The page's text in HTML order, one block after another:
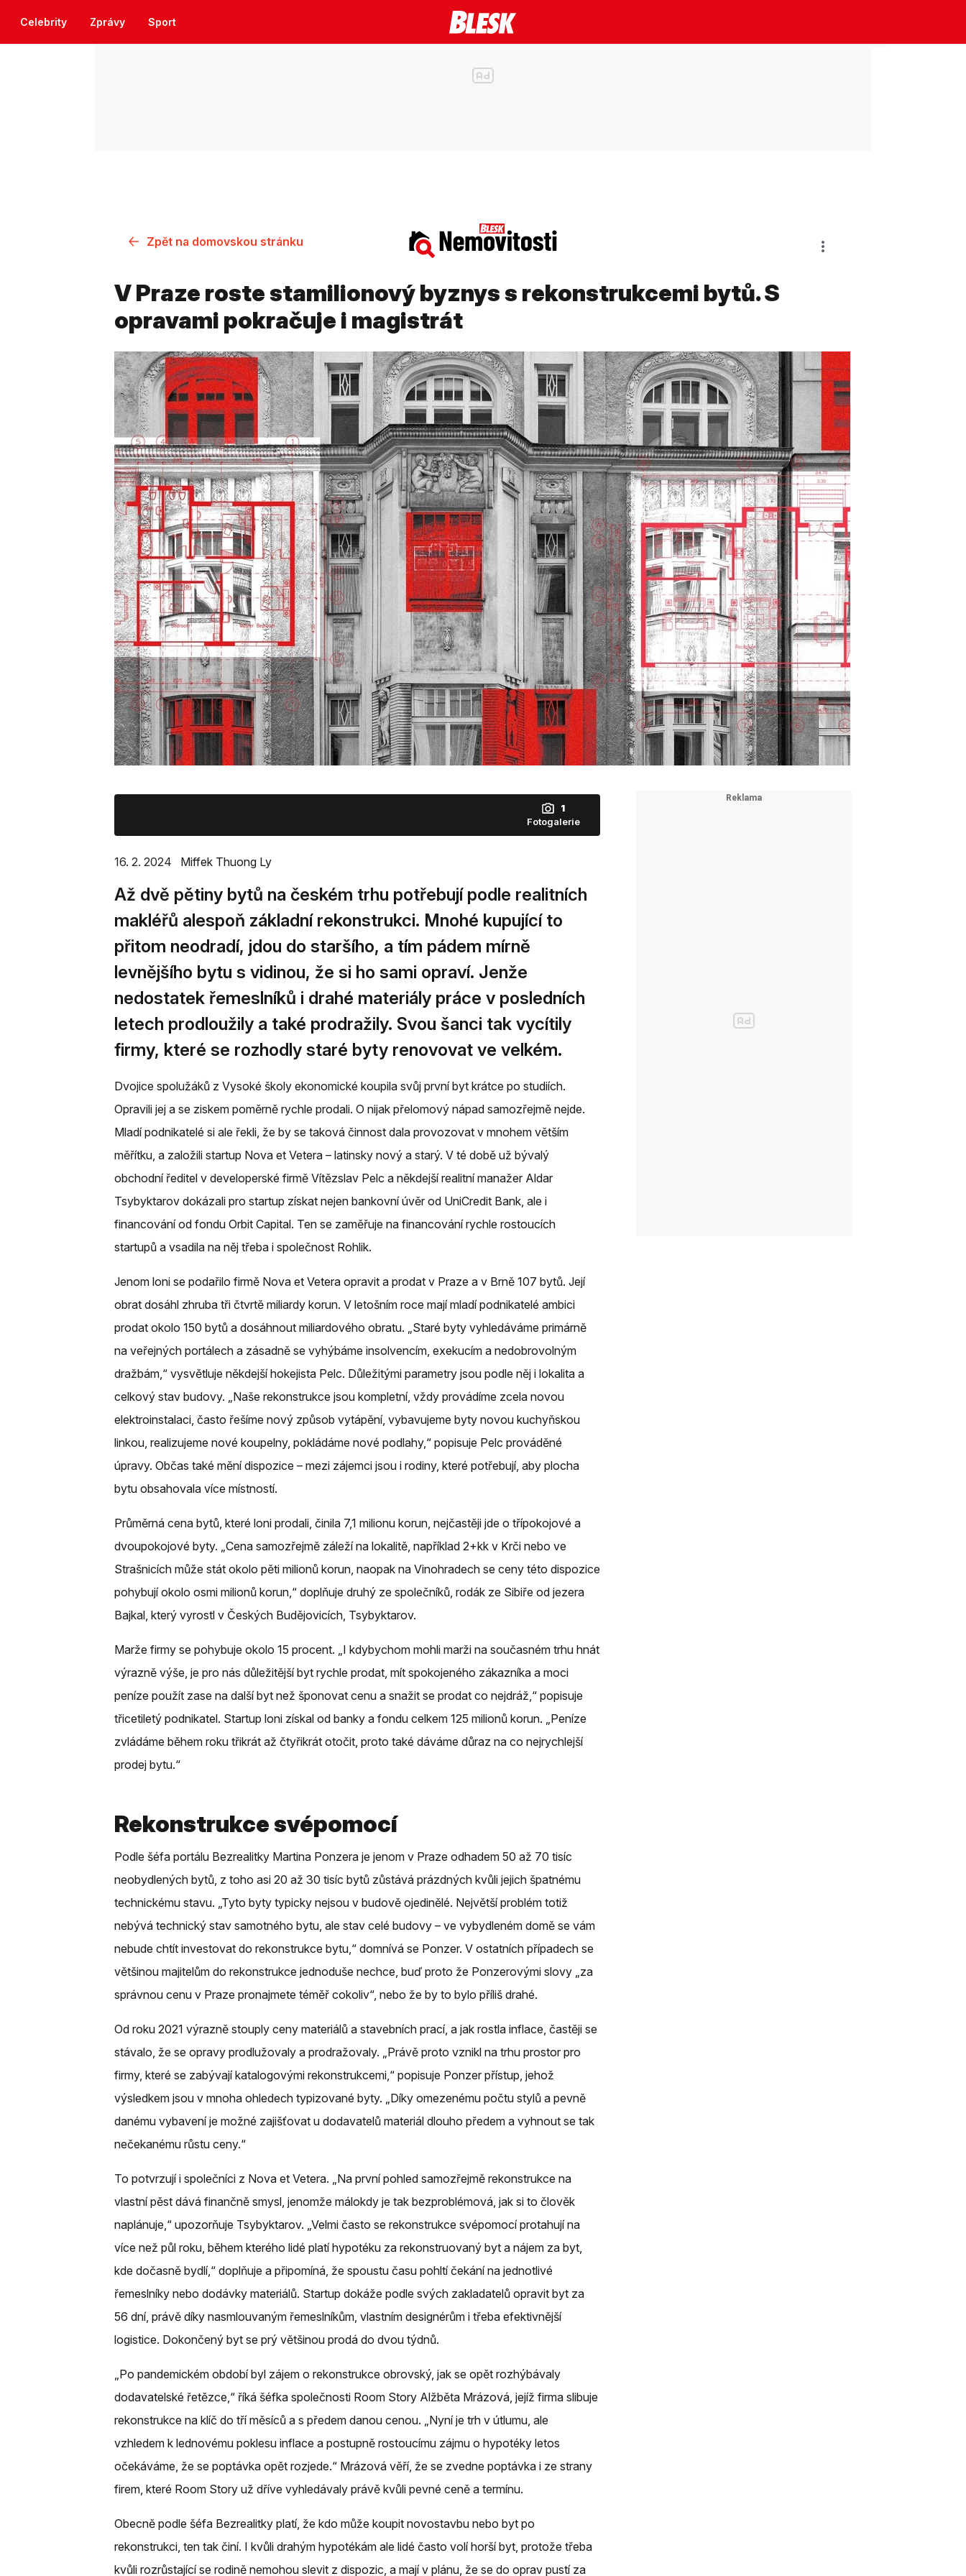
Celebrity Zprávy Sport
Zpět na domovskou stránku
V Praze roste stamilionový byznys s rekonstrukcemi bytů. S
opravami pokračuje i magistrát
1
Fotogalerie
16. 2. 2024 Miffek Thuong Ly
Až dvě pětiny bytů na českém trhu potřebují podle realitních
makléřů alespoň základní rekonstrukci. Mnohé kupující to
přitom neodradí, jdou do staršího, a tím pádem mírně
levnějšího bytu s vidinou, že si ho sami opraví. Jenže
nedostatek řemeslníků i drahé materiály práce v posledních
letech prodloužily a také prodražily. Svou šanci tak vycítily
firmy, které se rozhodly staré byty renovovat ve velkém.
Dvojice spolužáků z Vysoké školy ekonomické koupila svůj první byt krátce po studiích.
Opravili jej a se ziskem poměrně rychle prodali. O nijak přelomový nápad samozřejmě nejde.
Mladí podnikatelé si ale řekli, že by se taková činnost dala provozovat v mnohem větším
měřítku, a založili startup Nova et Vetera – latinsky nový a starý. V té době už bývalý
obchodní ředitel v developerské firmě Vítězslav Pelc a někdejší realitní manažer Aldar
Tsybyktarov dokázali pro startup získat nejen bankovní úvěr od UniCredit Bank, ale i
financování od fondu Orbit Capital. Ten se zaměřuje na financování rychle rostoucích
startupů a vsadila na něj třeba i společnost Rohlik.
Jenom loni se podařilo firmě Nova et Vetera opravit a prodat v Praze a v Brně 107 bytů. Její
obrat dosáhl zhruba tři čtvrtě miliardy korun. V letošním roce mají mladí podnikatelé ambici
prodat okolo 150 bytů a dosáhnout miliardového obratu. „Staré byty vyhledáváme primárně
na veřejných portálech a zásadně se vyhýbáme insolvencím, exekucím a nedobrovolným
dražbám,“ vysvětluje někdejší hokejista Pelc. Důležitými parametry jsou podle něj i lokalita a
celkový stav budovy. „Naše rekonstrukce jsou kompletní, vždy provádíme zcela novou
elektroinstalaci, často řešíme nový způsob vytápění, vybavujeme byty novou kuchyňskou
linkou, realizujeme nové koupelny, pokládáme nové podlahy,“ popisuje Pelc prováděné
úpravy. Občas také mění dispozice – mezi zájemci jsou i rodiny, které potřebují, aby plocha
bytu obsahovala více místností.
Průměrná cena bytů, které loni prodali, činila 7,1 milionu korun, nejčastěji jde o třípokojové a
dvoupokojové byty. „Cena samozřejmě záleží na lokalitě, například 2+kk v Krči nebo ve
Strašnicích může stát okolo pěti milionů korun, naopak na Vinohradech se ceny této dispozice
pohybují okolo osmi milionů korun,“ doplňuje druhý ze společníků, rodák ze Sibiře od jezera
Bajkal, který vyrostl v Českých Budějovicích, Tsybyktarov.
Marže firmy se pohybuje okolo 15 procent. „I kdybychom mohli marži na současném trhu hnát
výrazně výše, je pro nás důležitější byt rychle prodat, mít spokojeného zákazníka a moci
peníze použít zase na další byt než šponovat cenu a snažit se prodat co nejdráž,“ popisuje
třicetiletý podnikatel. Startup loni získal od banky a fondu celkem 125 milionů korun. „Peníze
zvládáme během roku třikrát až čtyřikrát otočit, proto také dáváme důraz na co nejrychlejší
prodej bytu.“
Rekonstrukce svépomocí
Podle šéfa portálu Bezrealitky Martina Ponzera je jenom v Praze odhadem 50 až 70 tisíc
neobydlených bytů, z toho asi 20 až 30 tisíc bytů zůstává prázdných kvůli jejich špatnému
technickému stavu. „Tyto byty typicky nejsou v budově ojedinělé. Největší problém totiž
nebývá technický stav samotného bytu, ale stav celé budovy – ve vybydleném domě se vám
nebude chtít investovat do rekonstrukce bytu,“ domnívá se Ponzer. V ostatních případech se
většinou majitelům do rekonstrukce jednoduše nechce, buď proto že Ponzerovými slovy „za
správnou cenu v Praze pronajmete téměř cokoliv“, nebo že by to bylo příliš drahé.
Od roku 2021 výrazně stouply ceny materiálů a stavebních prací, a jak rostla inflace, častěji se
stávalo, že se opravy prodlužovaly a prodražovaly. „Právě proto vznikl na trhu prostor pro
firmy, které se zabývají katalogovými rekonstrukcemi,“ popisuje Ponzer přístup, jehož
výsledkem jsou v mnoha ohledech typizované byty. „Díky omezenému počtu stylů a pevně
danému vybavení je možné zajišťovat u dodavatelů materiál dlouho předem a vyhnout se tak
nečekanému růstu ceny.“
To potvrzují i společníci z Nova et Vetera. „Na první pohled samozřejmě rekonstrukce na
vlastní pěst dává finančně smysl, jenomže málokdy je tak bezproblémová, jak si to člověk
naplánuje,“ upozorňuje Tsybyktarov. „Velmi často se rekonstrukce svépomocí protahují na
více než půl roku, během kterého lidé platí hypotéku za rekonstruovaný byt a nájem za byt,
kde dočasně bydlí,“ doplňuje a připomíná, že spoustu času pohltí čekání na jednotlivé
řemeslníky nebo dodávky materiálů. Startup dokáže podle svých zakladatelů opravit byt za
56 dní, právě díky nasmlouvaným řemeslníkům, vlastním designérům i třeba efektivnější
logistice. Dokončený byt se prý většinou prodá do dvou týdnů.
„Po pandemickém období byl zájem o rekonstrukce obrovský, jak se opět rozhýbávaly
dodavatelské řetězce,“ říká šéfka společnosti Room Story Alžběta Mrázová, jejíž firma slibuje
rekonstrukce na klíč do tří měsíců a s předem danou cenou. „Nyní je trh v útlumu, ale
vzhledem k lednovému poklesu inflace a postupně rostoucímu zájmu o hypotéky letos
očekáváme, že se poptávka opět rozjede.“ Mrázová věří, že se zvedne poptávka i ze strany
firem, které Room Story už dříve vyhledávaly právě kvůli pevné ceně a termínu.
Obecně podle šéfa Bezrealitky platí, že kdo může koupit novostavbu nebo byt po
rekonstrukci, ten tak činí. I kvůli drahým hypotékám ale lidé často volí horší byt, protože třeba
kvůli rozrůstající se rodině nemohou slevit z dispozic, a mají v plánu, že se do oprav pustí za